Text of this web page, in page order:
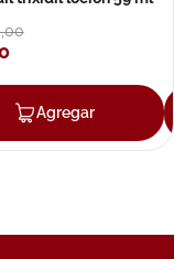
Agregar
,00
Agregar